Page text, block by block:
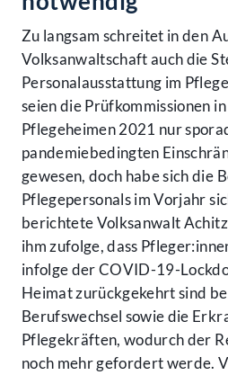
Zu langsam schreitet in den
Volksanwaltschaft auch die
Personalausstattung im
seien die Prüfkommissionen
Pflegeheimen 2021 nur
pandemiebedingten
gewesen, doch habe sich die
Pflegepersonals im Vorjahr
berichtete Volksanwalt
ihm zufolge, dass
infolge der COVID-19-
Heimat zurückgekehrt sind
Berufswechsel sowie die
Pflegekräften, wodurch der
noch mehr gefordert werde.